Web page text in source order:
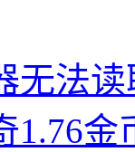
无法
1.76